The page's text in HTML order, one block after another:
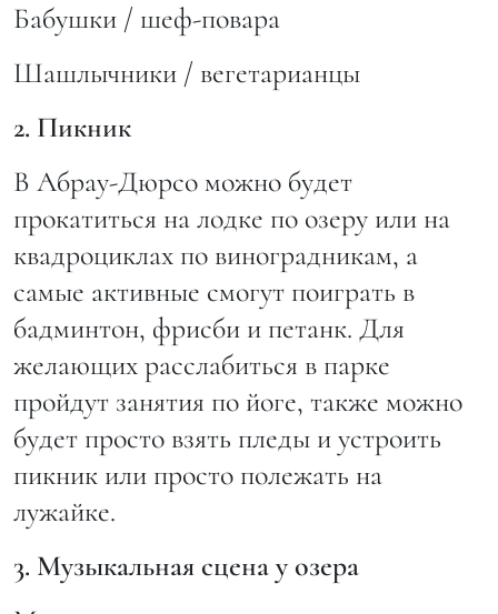
Бабушки / шеф-повара
Шашлычники / вегетарианцы
2. Пикник
В Абрау-Дюрсо можно будет
прокатиться на лодке по озеру или на
квадроциклах по виноградникам, а
самые активные смогут поиграть в
бадминтон, фрисби и петанк. Для
желающих расслабиться в парке
пройдут занятия по йоге, также можно
будет просто взять пледы и устроить
пикник или просто полежать на
лужайке.
3. Музыкальная сцена у озера